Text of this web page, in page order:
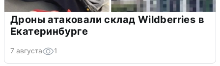
Дроны атаковали склад Wildberries в
Екатеринбурге
7 августа 1